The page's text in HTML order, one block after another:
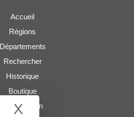
Accueil
Régions
Départements
Rechercher
Historique
Boutique
Présentation
X Hide cookie